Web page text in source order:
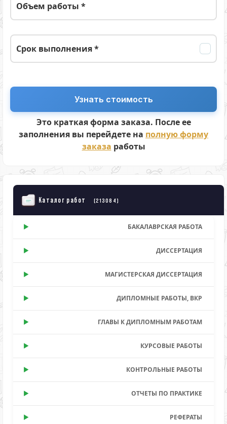
Объем работы *
Срок выполнения *
Это краткая форма заказа. После ее
заполнения вы перейдете на полную форму
заказа работы
Каталог работ (213084)
БАКАЛАВРСКАЯ РАБОТА
ДИССЕРТАЦИЯ
МАГИСТЕРСКАЯ ДИССЕРТАЦИЯ
ДИПЛОМНЫЕ РАБОТЫ, ВКР
ГЛАВЫ К ДИПЛОМНЫМ РАБОТАМ
КУРСОВЫЕ РАБОТЫ
КОНТРОЛЬНЫЕ РАБОТЫ
ОТЧЕТЫ ПО ПРАКТИКЕ
РЕФЕРАТЫ